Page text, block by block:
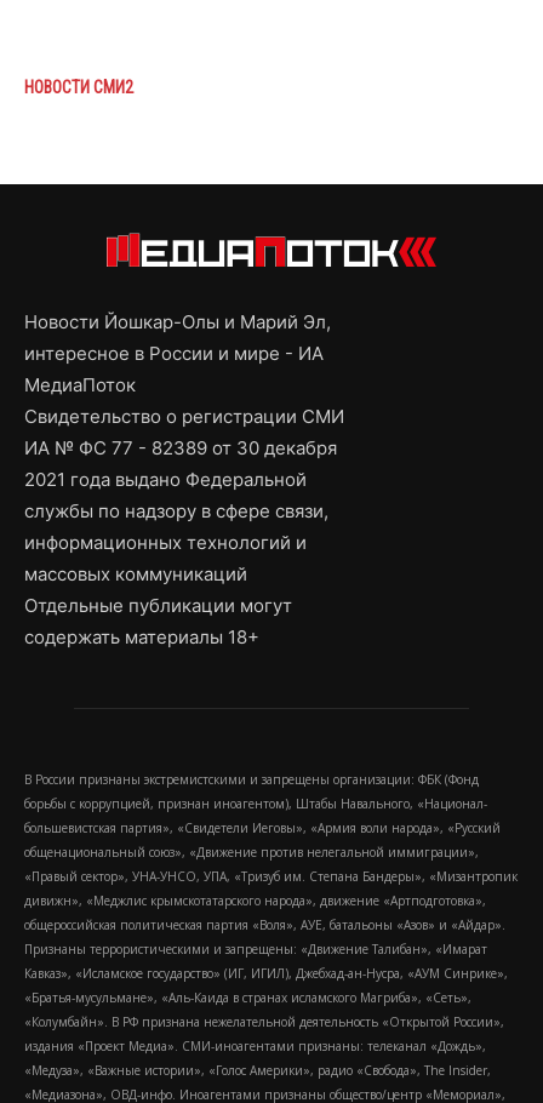
НОВОСТИ СМИ2
Новости Йошкар-Олы и Марий Эл,
интересное в России и мире - ИА
МедиаПоток
Свидетельство о регистрации СМИ
ИА № ФС 77 - 82389 от 30 декабря
2021 года выдано Федеральной
службы по надзору в сфере связи,
информационных технологий и
массовых коммуникаций
Отдельные публикации могут
содержать материалы 18+
В России признаны экстремистскими и запрещены организации: ФБК (Фонд
борьбы с коррупцией, признан иноагентом), Штабы Навального, «Национал-
большевистская партия», «Свидетели Иеговы», «Армия воли народа», «Русский
общенациональный союз», «Движение против нелегальной иммиграции»,
«Правый сектор», УНА-УНСО, УПА, «Тризуб им. Степана Бандеры», «Мизантропик
дивижн», «Меджлис крымскотатарского народа», движение «Артподготовка»,
общероссийская политическая партия «Воля», АУЕ, батальоны «Азов» и «Айдар».
Признаны террористическими и запрещены: «Движение Талибан», «Имарат
Кавказ», «Исламское государство» (ИГ, ИГИЛ), Джебхад-ан-Нусра, «АУМ Синрике»,
«Братья-мусульмане», «Аль-Каида в странах исламского Магриба», «Сеть»,
«Колумбайн». В РФ признана нежелательной деятельность «Открытой России»,
издания «Проект Медиа». СМИ-иноагентами признаны: телеканал «Дождь»,
«Медуза», «Важные истории», «Голос Америки», радио «Свобода», The Insider,
«Медиазона», ОВД-инфо. Иноагентами признаны общество/центр «Мемориал»,